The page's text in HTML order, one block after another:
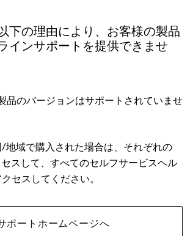
下の理由により、お客様の製品
インサポートを提供できませ
品のバージョンはサポートされていませ
地域で購入された場合は、それぞれの
スして、すべてのセルフサービスヘル
セスしてください。
ポートホームページへ